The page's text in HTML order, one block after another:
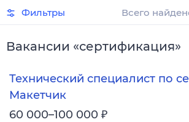
Фильтры Всего
Вакансии «сертификация»
Технический специалист по
Макетчик
60 000–100 000 ₽